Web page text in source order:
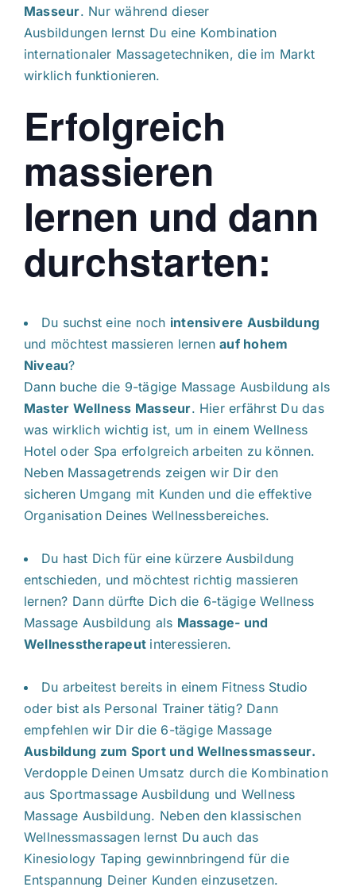
Masseur. Nur während dieser
Ausbildungen lernst Du eine Kombination
internationaler Massagetechniken, die im Markt
wirklich funktionieren.
Erfolgreich
massieren
lernen und dann
durchstarten:
Du suchst eine noch intensivere Ausbildung
und möchtest massieren lernenauf hohem
Niveau?
Dann buche die 9-tägige Massage Ausbildung als
Master Wellness Masseur. Hier erfährst Du das
was wirklich wichtig ist, um in einem Wellness
Hotel oder Spa erfolgreich arbeiten zu können.
Neben Massagetrends zeigen wir Dir den
sicheren Umgang mit Kunden und die effektive
Organisation Deines Wellnessbereiches.
Du hast Dich für eine kürzere Ausbildung
entschieden, und möchtest richtig massieren
lernen? Dann dürfte Dich die 6-tägige Wellness
Massage Ausbildung als Massage- und
Wellnesstherapeut interessieren.
Du arbeitest bereits in einem Fitness Studio
oder bist als Personal Trainer tätig? Dann
empfehlen wir Dir die 6-tägige Massage
Ausbildung zum Sport und Wellnessmasseur.
Verdopple Deinen Umsatz durch die Kombination
aus Sportmassage Ausbildung und Wellness
Massage Ausbildung. Neben den klassischen
Wellnessmassagen lernst Du auch das
Kinesiology Taping gewinnbringend für die
Entspannung Deiner Kunden einzusetzen.